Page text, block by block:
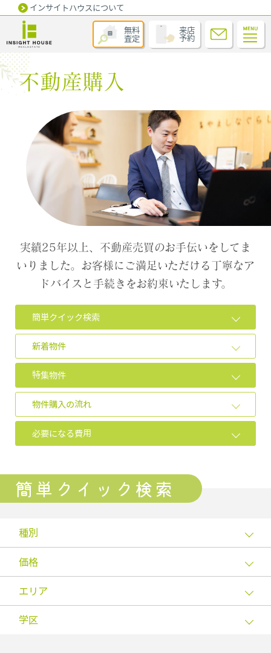
無料
査定
来店
予約
インサイトハウスについて
不動産購入
実績25年以上、不動産売買のお手伝いをしてま
いりました。お客様にご満足いただける丁寧なア
ドバイスと手続きをお約束いたします。
簡単クイック検索
新着物件
特集物件
物件購入の流れ
必要になる費用
簡単クイック検索
種別
価格
エリア
学区